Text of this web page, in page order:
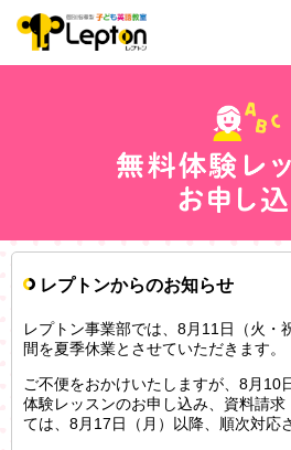
レプトンからのお知らせ
レプトン事業部では、8月11日（火・
間を夏季休業とさせていただきます。
ご不便をおかけいたしますが、8月10
体験レッスンのお申し込み、資料請
ては、8月17日（月）以降、順次対応